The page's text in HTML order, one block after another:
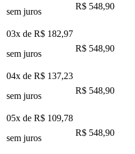
sem juros
R$ 548,90
03x de R$ 182,97
sem juros
R$ 548,90
04x de R$ 137,23
sem juros
R$ 548,90
05x de R$ 109,78
sem juros
R$ 548,90